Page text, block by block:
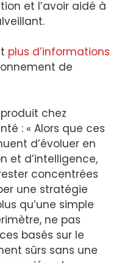
et l’avoir aidé à
plus d’informations
de
chez
: « Alors que ces
d’évoluer en
et d’intelligence,
concentrées
une stratégie
qu’une simple
ne pas
basés sur le
sûrs sans une